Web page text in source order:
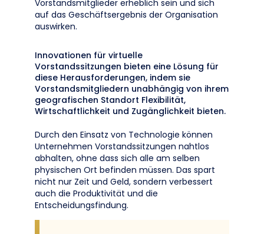
Vorstandsmitglieder erheblich sein und sich
auf das Geschäftsergebnis der Organisation
auswirken.
Innovationen für virtuelle
Vorstandssitzungen bieten eine Lösung für
diese Herausforderungen, indem sie
Vorstandsmitgliedern unabhängig von ihrem
geografischen Standort Flexibilität,
Wirtschaftlichkeit und Zugänglichkeit bieten.
Durch den Einsatz von Technologie können
Unternehmen Vorstandssitzungen nahtlos
abhalten, ohne dass sich alle am selben
physischen Ort befinden müssen. Das spart
nicht nur Zeit und Geld, sondern verbessert
auch die Produktivität und die
Entscheidungsfindung.